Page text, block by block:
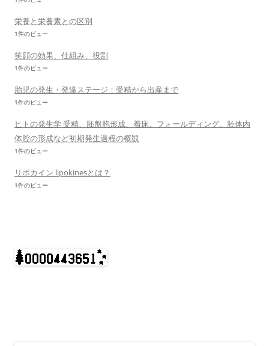
栄養と栄養素との区別
1件のビュー
笑顔の効果、仕組み、役割
1件のビュー
胎児の発生・発達ステージ：受精から出産まで
1件のビュー
ヒトの発生学 受精、胚盤胞形成、着床、フォールディング、胚体内
体腔の形成など初期発生過程の概観
1件のビュー
リポカイン lipokinesとは？
1件のビュー